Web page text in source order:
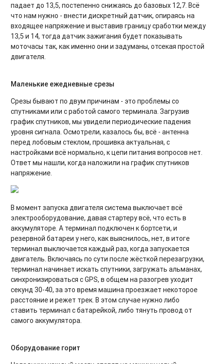
падает до 13,5, постепенно снижаясь до базовых 12,7. Всё
что нам нужно - внести дискретный датчик, опираясь на
входящее напряжение и выставив границу сработки между
13,5 и 14, тогда датчик зажигания будет показывать
моточасы так, как именно они и задуманы, отсекая простой
двигателя.
Маленькие ежедневные срезы
Срезы бывают по двум причинам - это проблемы со
спутниками или с работой самого терминала. Загрузив
график спутников, мы увидели периодические падения
уровня сигнала. Осмотрели, казалось бы, всё - антенна
перед лобовым стеклом, прошивка актуальная, с
настройками всё нормально, к цепи питания вопросов нет.
Ответ мы нашли, когда наложили на график спутников
напряжение.
В момент запуска двигателя система выключает всё
электрооборудование, давая стартеру всё, что есть в
аккумуляторе. А терминал подключен к бортсети, и
резервной батареи у него, как выяснилось, нет, в итоге
терминал выключается каждый раз, когда запускается
двигатель. Включаясь по сути после жёсткой перезагрузки,
терминал начинает искать спутники, загружать альманах,
синхронизироваться с GPS, в общем на разогрев уходит
секунд 30-40, за это время машина проезжает некоторое
расстояние и режет трек. В этом случае нужно либо
ставить терминал с батарейкой, либо тянуть провод от
самого аккумулятора.
Оборудование горит